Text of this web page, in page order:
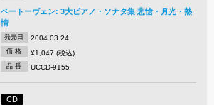
ベートーヴェン: 3大ピアノ・ソナタ集 悲愴・月光・熱
情
発売日 2004.03.24
価 格 ¥1,047 (税込)
品 番 UCCD-9155
CD